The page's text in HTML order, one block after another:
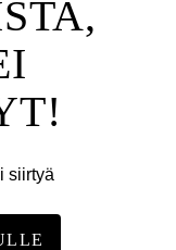
siirtyä